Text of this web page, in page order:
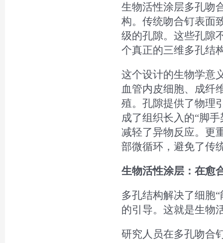
生物活性涂层多孔吻
构。传统吻合钉表面
级的孔隙。这些孔隙
个真正的三维多孔结
这个设计的生物学意
血管内皮细胞、成纤
殖。孔隙提供了物理
成了组织长入的“脚
减轻了异物反应。更
部微循环，避免了传
生物活性涂层：在愈
多孔结构解决了细胞
的引导。这就是生物
研究人员在多孔吻合